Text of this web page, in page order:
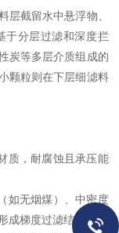
层截留水中悬浮物、
于分层过滤和深度拦
炭等多层介质组成的
颗粒则在下层细滤料
质，耐腐蚀且承压能
如无烟煤）、中密度
成梯度过滤结构。